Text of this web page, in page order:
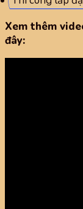
Xem thêm
đây: